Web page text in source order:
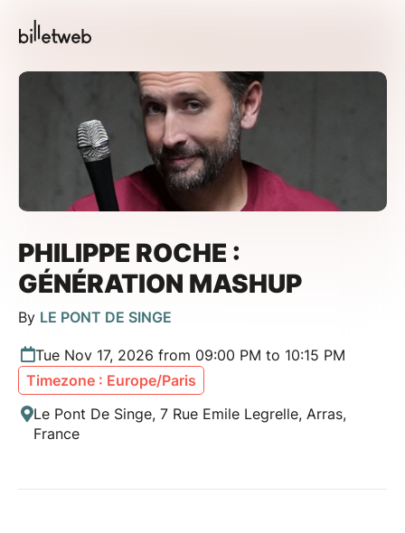
PHILIPPE ROCHE :
GÉNÉRATION MASHUP
By LE PONT DE SINGE
Tue Nov 17, 2026 from 09:00 PM to 10:15 PM
Timezone : Europe/Paris
Le Pont De Singe, 7 Rue Emile Legrelle, Arras,
France